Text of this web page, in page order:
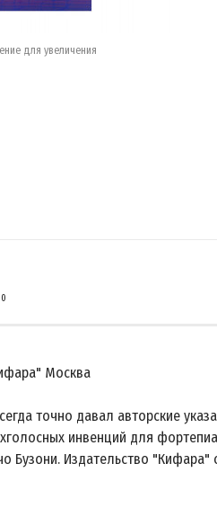
для увеличения
0
Москва
точно давал авторские
инвенций для
Бузони. Издательство